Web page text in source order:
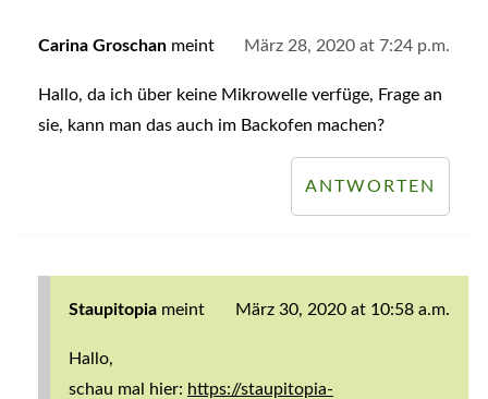
Carina Groschan meint März 28, 2020 at 7:24 p.m.
Hallo, da ich über keine Mikrowelle verfüge, Frage an
sie, kann man das auch im Backofen machen?
ANTWORTEN
Staupitopia meint März 30, 2020 at 10:58 a.m.
Hallo,
schau mal hier: https://staupitopia-